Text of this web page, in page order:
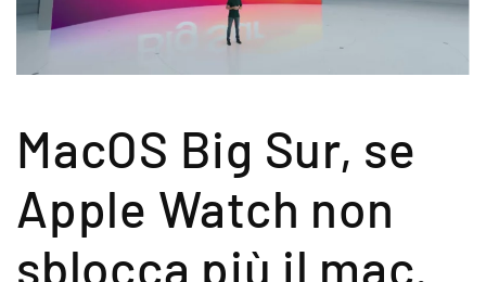
MacOS Big Sur, se
Apple Watch non
sblocca più il mac.